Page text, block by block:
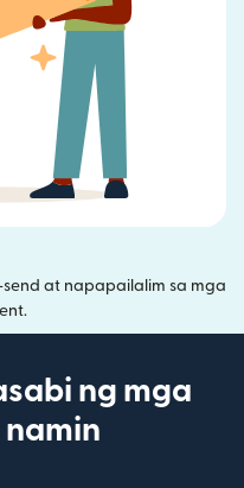
at napapailalim sa mga
ng mga